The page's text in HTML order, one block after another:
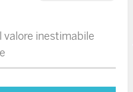
valore inestimabile